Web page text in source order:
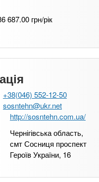
687.00 грн/рік
+38(046) 552-12-50
sosntehn@ukr.net
http://sosntehn.com.ua/
Чернігівська область,
смт Сосниця проспект
Героїв України, 16